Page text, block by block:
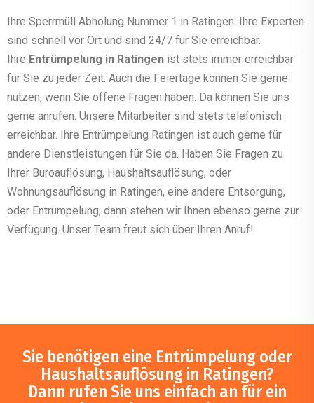
Ihre Sperrmüll Abholung Nummer 1 in Ratingen. Ihre Experten
sind schnell vor Ort und sind 24/7 für Sie erreichbar.
Ihre Entrümpelung in Ratingen ist stets immer erreichbar
für Sie zu jeder Zeit. Auch die Feiertage können Sie gerne
nutzen, wenn Sie offene Fragen haben. Da können Sie uns
gerne anrufen. Unsere Mitarbeiter sind stets telefonisch
erreichbar. Ihre Entrümpelung Ratingen ist auch gerne für
andere Dienstleistungen für Sie da. Haben Sie Fragen zu
Ihrer Büroauflösung, Haushaltsauflösung, oder
Wohnungsauflösung in Ratingen, eine andere Entsorgung,
oder Entrümpelung, dann stehen wir Ihnen ebenso gerne zur
Verfügung. Unser Team freut sich über Ihren Anruf!
Sie benötigen eine Entrümpelung oder
Haushaltsauflösung in Ratingen?
Dann rufen Sie uns einfach an für ein